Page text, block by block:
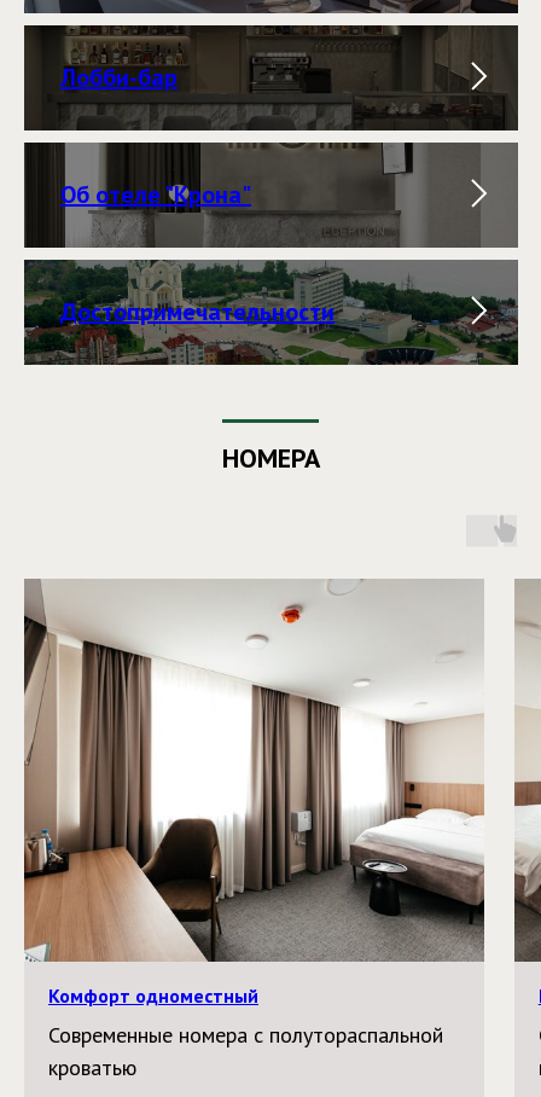
Лобби-бар
Об отеле "Крона"
Достопримечательности
НОМЕРА
Комфорт одноместный
Современные номера с полутораспальной
кроватью